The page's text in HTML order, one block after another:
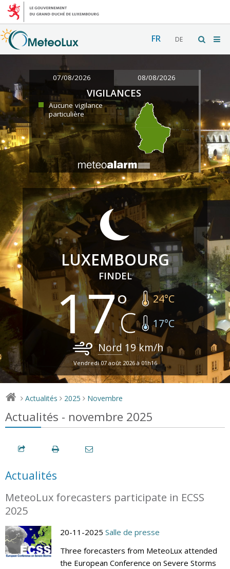
FR DE
07/08/2026 08/08/2026
VIGILANCES
Aucune vigilance
particulière
LUXEMBOURG
FINDEL
17 24°C
17°C
Nord 19km/h
Vendredi 07 août 2026 à 01h16
> Actualités > 2025 > Novembre
Actualités - novembre 2025
Actualités
MeteoLux forecasters participate in ECSS
2025
20-11-2025 Salle de presse
Three forecasters from MeteoLux attended
the European Conference on Severe Storms